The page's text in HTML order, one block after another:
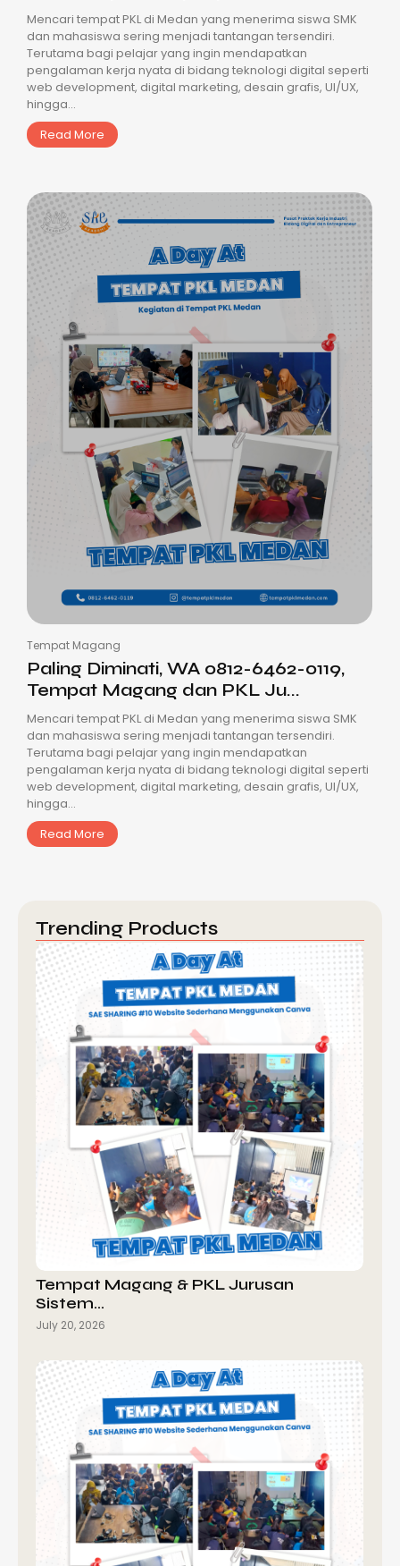
Mencari tempat PKL di Medan yang menerima siswa SMK
dan mahasiswa sering menjadi tantangan tersendiri.
Terutama bagi pelajar yang ingin mendapatkan
pengalaman kerja nyata di bidang teknologi digital seperti
web development, digital marketing, desain grafis, UI/UX,
hingga...
Read More
Tempat Magang
Paling Diminati, WA 0812-6462-0119,
Tempat Magang dan PKL Ju...
Mencari tempat PKL di Medan yang menerima siswa SMK
dan mahasiswa sering menjadi tantangan tersendiri.
Terutama bagi pelajar yang ingin mendapatkan
pengalaman kerja nyata di bidang teknologi digital seperti
web development, digital marketing, desain grafis, UI/UX,
hingga...
Read More
Trending Products
Tempat Magang & PKL Jurusan
Sistem…
July 20, 2026